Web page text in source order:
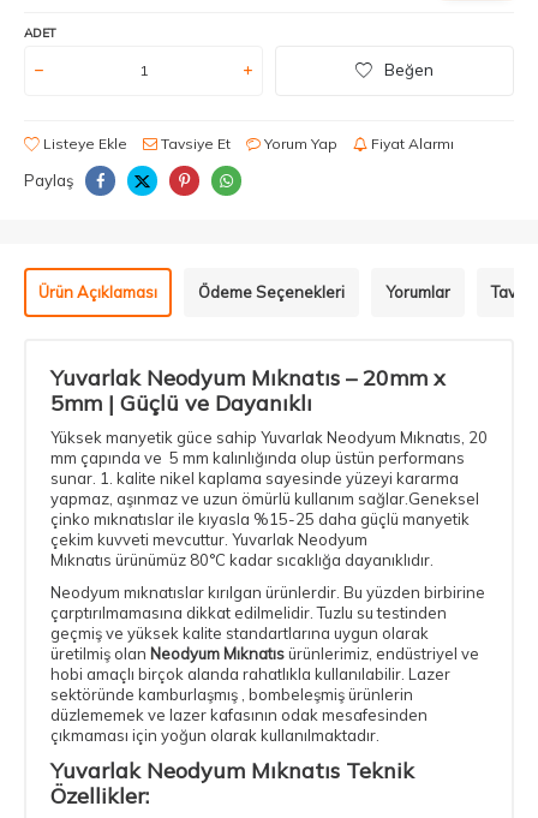
ADET
Beğen
Listeye Ekle Tavsiye Et Yorum Yap Fiyat Alarmı
Paylaş
Ürün Açıklaması Ödeme Seçenekleri Yorumlar
Yuvarlak Neodyum Mıknatıs – 20mm x
5mm | Güçlü ve Dayanıklı
Yüksek manyetik güce sahip Yuvarlak Neodyum Mıknatıs, 20
mm çapında ve 5 mm kalınlığında olup üstün performans
sunar. 1. kalite nikel kaplama sayesinde yüzeyi kararma
yapmaz, aşınmaz ve uzun ömürlü kullanım sağlar.Geneksel
çinko mıknatıslar ile kıyasla %15-25 daha güçlü manyetik
çekim kuvveti mevcuttur. Yuvarlak Neodyum
Mıknatıs ürünümüz 80°C kadar sıcaklığa dayanıklıdır.
Neodyum mıknatıslar kırılgan ürünlerdir. Bu yüzden birbirine
çarptırılmamasına dikkat edilmelidir. Tuzlu su testinden
geçmiş ve yüksek kalite standartlarına uygun olarak
üretilmiş olan Neodyum Mıknatısürünlerimiz, endüstriyel ve
hobi amaçlı birçok alanda rahatlıkla kullanılabilir. Lazer
sektöründe kamburlaşmış , bombeleşmiş ürünlerin
düzlememek ve lazer kafasının odak mesafesinden
çıkmaması için yoğun olarak kullanılmaktadır.
Yuvarlak Neodyum Mıknatıs Teknik
Özellikler: